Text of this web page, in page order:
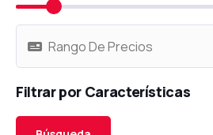
Filtrar por Características